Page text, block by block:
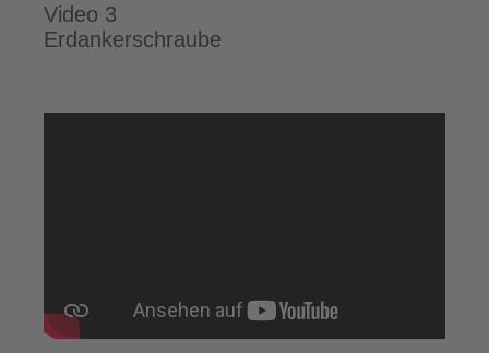
Video 3
Erdankerschraube